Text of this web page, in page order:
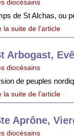
diocésains
de St Alchas, ou
la suite de l’article
Arbogast,
diocésains
de peuples
la suite de l’article
Aprône,
diocésains